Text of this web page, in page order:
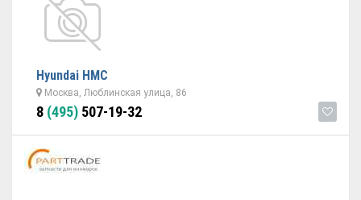
Hyundai НМС
Москва, Люблинская улица, 86
8 (495) 507-19-32